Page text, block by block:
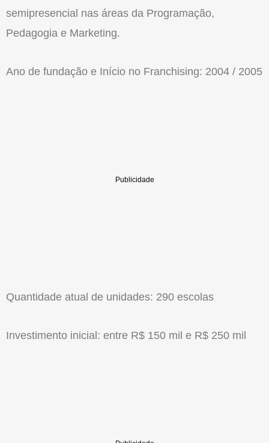
semipresencial nas áreas da Programação,
Pedagogia e Marketing.
Ano de fundação e Início no Franchising: 2004 / 2005
Quantidade atual de unidades: 290 escolas
Investimento inicial: entre R$ 150 mil e R$ 250 mil